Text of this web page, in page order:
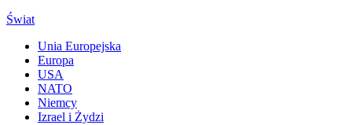
Świat
Unia Europejska
Europa
USA
NATO
Niemcy
Izrael i Żydzi